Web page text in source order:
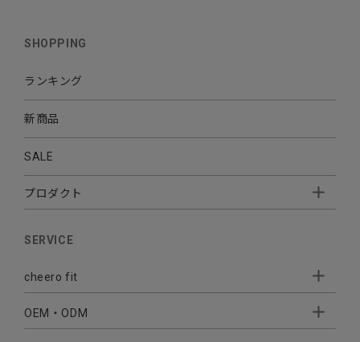
SHOPPING
ランキング
新商品
SALE
プロダクト
AUDIO
CABLE CHARGER
Sleepion
SERVICE
cheero fit
- Sleepion3
OEM・ODM